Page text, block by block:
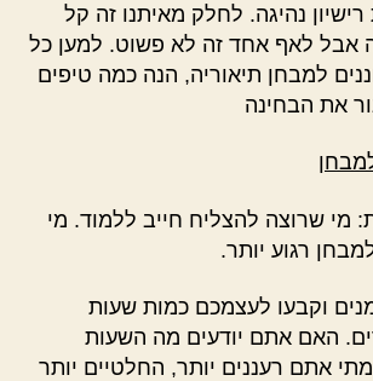
נהיגה. לחלק מאיתנו זה קל
אבל לאף אחד זה לא פשוט. למען כל
למבחן תיאוריה, הנה כמה טיפים
את הבחינה
מי שרוצה להצליח חייב ללמוד. מי
רגוע יותר.
וקבעו לעצמכם כמות שעות
האם אתם יודעים מה השעות
אתם רעננים יותר, החלטיים יותר